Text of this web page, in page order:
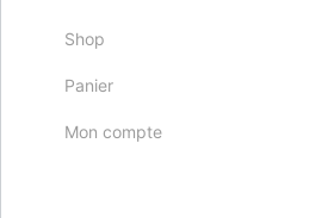
Shop
Panier
Mon compte